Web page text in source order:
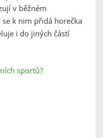
v běžném
k nim přidá horečka
i do jiných částí
sportů?